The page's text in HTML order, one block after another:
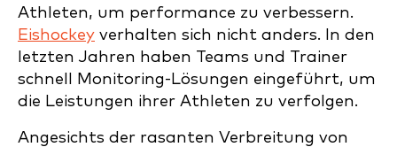
Athleten, um performance zu verbessern.
Eishockey verhalten sich nicht anders. In den
letzten Jahren haben Teams und Trainer
schnell Monitoring-Lösungen eingeführt, um
die Leistungen ihrer Athleten zu verfolgen.
Angesichts der rasanten Verbreitung von